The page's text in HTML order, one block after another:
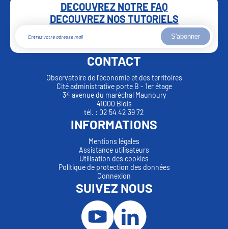
DECOUVREZ NOTRE FAQ
DECOUVREZ NOS TUTORIELS
S'abonner
CONTACT
Observatoire de l'économie et des territoires
Cité administrative porte B - 1er étage
34 avenue du maréchal Maunoury
41000 Blois
tél. : 02 54 42 39 72
INFORMATIONS
Mentions légales
Assistance utilisateurs
Utilisation des cookies
Politique de protection des données
Connexion
SUIVEZ NOUS